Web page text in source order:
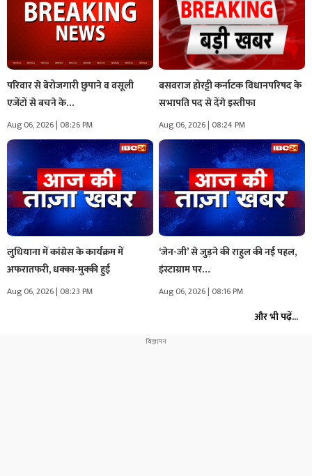
परिवार से बेरोजगारी छुपाने व वसूली
एजेंटों से बचने के…
Aug 06, 2026 | 08:26 PM
बसवराज होरट्टी कर्नाटक विधानपरिषद के
सभापति पद से देंगे इस्तीफा
Aug 06, 2026 | 08:24 PM
लुधियाना में कांग्रेस के कार्यक्रम में
अफरातफरी, धक्का-मुक्की हुई
Aug 06, 2026 | 08:23 PM
‘जेन-जी’ से जुड़ने की राहुल की नई पहल,
इंस्टाग्राम पर…
Aug 06, 2026 | 08:16 PM
और भी पढ़ें...